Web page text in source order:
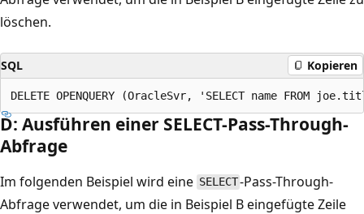
löschen.
SQL Kopieren
D: Ausführen einer SELECT-Pass-Through-
Abfrage
Im folgenden Beispiel wird eine SELECT-Pass-Through-
Abfrage verwendet, um die in Beispiel B eingefügte Zeile